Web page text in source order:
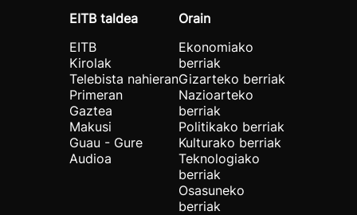
EITB taldea
EITB
Kirolak
Telebista nahieran
Primeran
Gaztea
Makusi
Guau - Gure
Audioa
Orain
Ekonomiako
berriak
Gizarteko berriak
Nazioarteko
berriak
Politikako berriak
Kulturako berriak
Teknologiako
berriak
Osasuneko
berriak